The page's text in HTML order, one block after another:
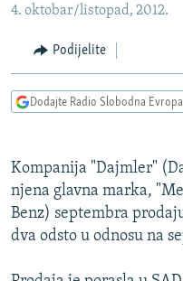
na
navigaciju
Pređite
na
KOSOVO
CRNA GORA
VIDEO
INFOGRAFIKE
PODCASTI
KINA NA BALKANU
RSE PRIČE IZ SVIJETA
ISPRIČAJ MI
4. oktobar/listopad, 2012.
Podijelite
Dodajte Radio Slobodna
Kompanija "Dajmler"
njena glavna marka,
Benz) septembra
dva odsto u odnosu na